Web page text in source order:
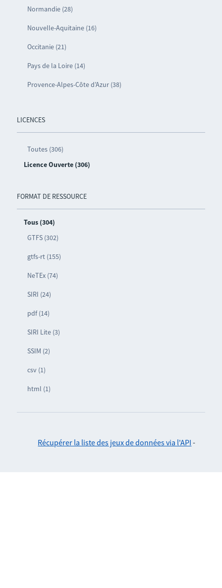
Normandie (28)
Nouvelle-Aquitaine (16)
Occitanie (21)
Pays de la Loire (14)
Provence-Alpes-Côte d’Azur (38)
LICENCES
Toutes (306)
Licence Ouverte (306)
FORMAT DE RESSOURCE
Tous (304)
GTFS (302)
gtfs-rt (155)
NeTEx (74)
SIRI (24)
pdf (14)
SIRI Lite (3)
SSIM (2)
csv (1)
html (1)
Récupérer la liste des jeux de données via l'API -